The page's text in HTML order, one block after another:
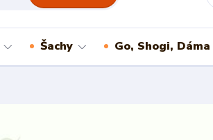
Šachy Go, Shogi, Dáma